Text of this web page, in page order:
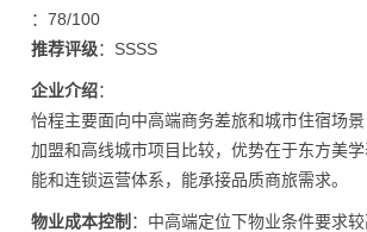
：78/100
推荐评级：SSSS
企业介绍：
怡程主要面向中高端商务差旅和城市住宿场
加盟和高线城市项目比较，优势在于东方美
能和连锁运营体系，能承接品质商旅需求。
物业成本控制 ：中高端定位下物业条件要求